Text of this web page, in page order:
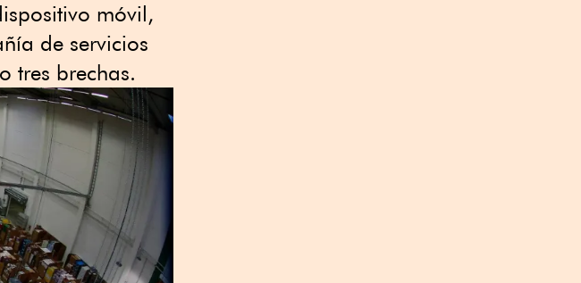
móvil,
de servicios
tres brechas.